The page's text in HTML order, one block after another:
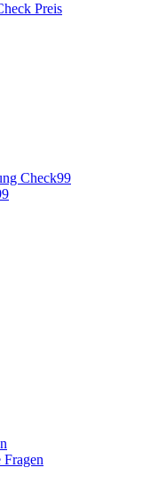
Preis
Check99